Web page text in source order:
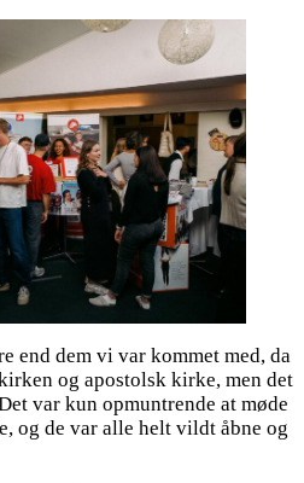
end dem vi var kommet med, da
og apostolsk kirke, men det
var kun opmuntrende at møde
og de var alle helt vildt åbne og